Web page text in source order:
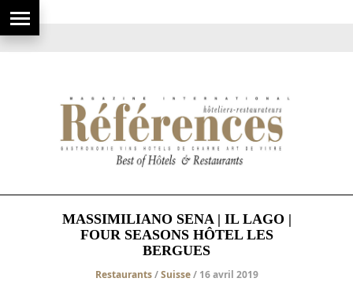
MASSIMILIANO SENA | IL LAGO |
FOUR SEASONS HÔTEL LES
BERGUES
Restaurants/Suisse/ 16 avril 2019